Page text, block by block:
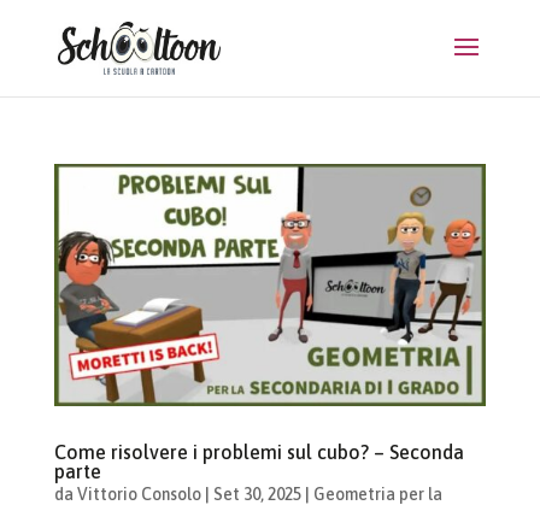
Come risolvere i problemi sul cubo? – Seconda
parte
da Vittorio Consolo| Set 30, 2025| Geometria per la